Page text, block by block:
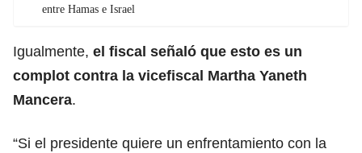
entre Hamas e Israel
Igualmente, el fiscal señaló que esto es un
complot contra la vicefiscal Martha Yaneth
Mancera.
“Si el presidente quiere un enfrentamiento con la